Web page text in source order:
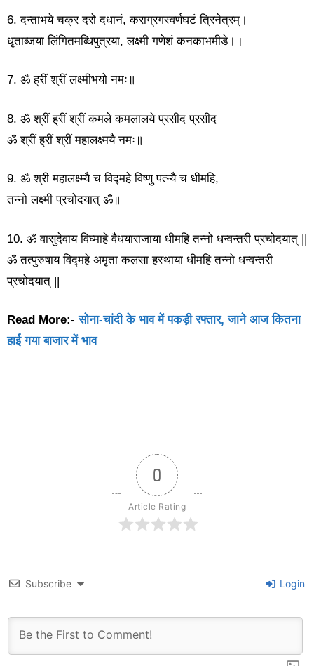
6. दन्ताभये चक्र दरो दधानं, कराग्रगस्वर्णघटं त्रिनेत्रम्।
धृताब्जया लिंगितमब्धिपुत्रया, लक्ष्मी गणेशं कनकाभमीडे।।
7. ॐ ह्रीं श्रीं लक्ष्मीभयो नमः॥
8. ॐ श्रीं ह्रीं श्रीं कमले कमलालये प्रसीद प्रसीद
ॐ श्रीं ह्रीं श्रीं महालक्ष्मयै नमः॥
9. ॐ श्री महालक्ष्म्यै च विद्महे विष्णु पत्न्यै च धीमहि,
तन्नो लक्ष्मी प्रचोदयात् ॐ॥
10. ॐ वासुदेवाय विघ्माहे वैधयाराजाया धीमहि तन्नो धन्वन्तरी प्रचोदयात् ||
ॐ तत्पुरुषाय विद्‍महे अमृता कलसा हस्थाया धीमहि तन्नो धन्वन्तरी
प्रचोदयात् ||
Read More:-सोना-चांदी के भाव में पकड़ी रफ्तार, जाने आज कितना
हाई गया बाजार में भाव
0
Article Rating
Subscribe Login